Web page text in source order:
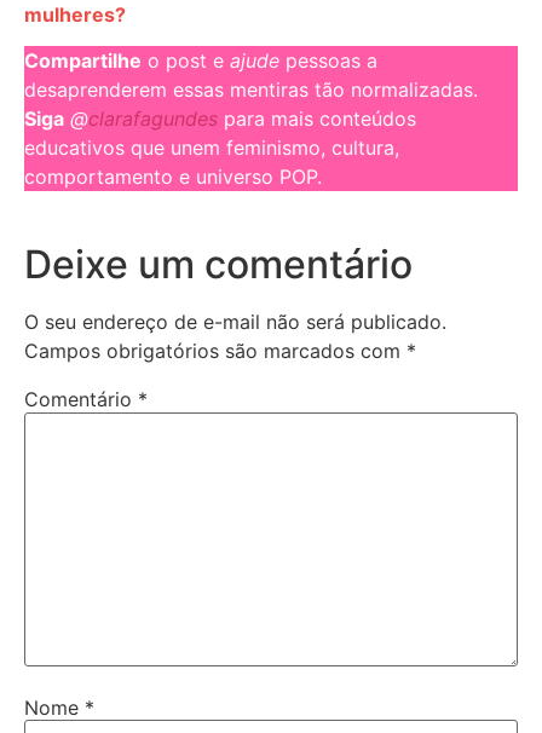
mulheres?
Compartilhe o post e ajude pessoas a
desaprenderem essas mentiras tão normalizadas.
Siga @clarafagundes para mais conteúdos
educativos que unem feminismo, cultura,
comportamento e universo POP.
Deixe um comentário
O seu endereço de e-mail não será publicado.
Campos obrigatórios são marcados com *
Comentário *
Nome *